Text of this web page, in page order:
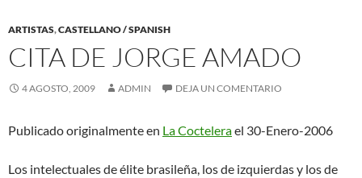
ARTISTAS,CASTELLANO / SPANISH
CITA DE JORGE AMADO
4 AGOSTO, 2009 ADMIN DEJA UN COMENTARIO
Publicado originalmente en La Coctelerael 30-Enero-2006
Los intelectuales de élite brasileña, los de izquierdas y los de